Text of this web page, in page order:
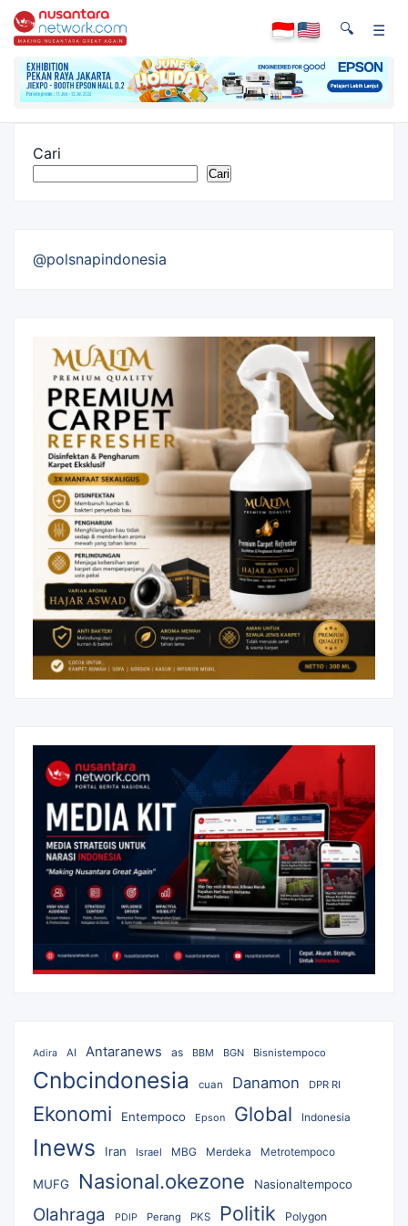
🔍 ☰
Cari
Cari
@polsnapindonesia
Adira AI Antaranews as BBM BGN Bisnistempoco
Cnbcindonesia cuan Danamon DPR RI
Ekonomi Entempoco Epson Global Indonesia
Inews Iran Israel MBG Merdeka Metrotempoco
MUFG Nasional.okezone Nasionaltempoco
Olahraga PDIP Perang PKS Politik Polygon